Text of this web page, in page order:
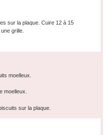
sur la plaque. Cuire 12 à 15
grille.
moelleux.
moelleux.
sur la plaque.